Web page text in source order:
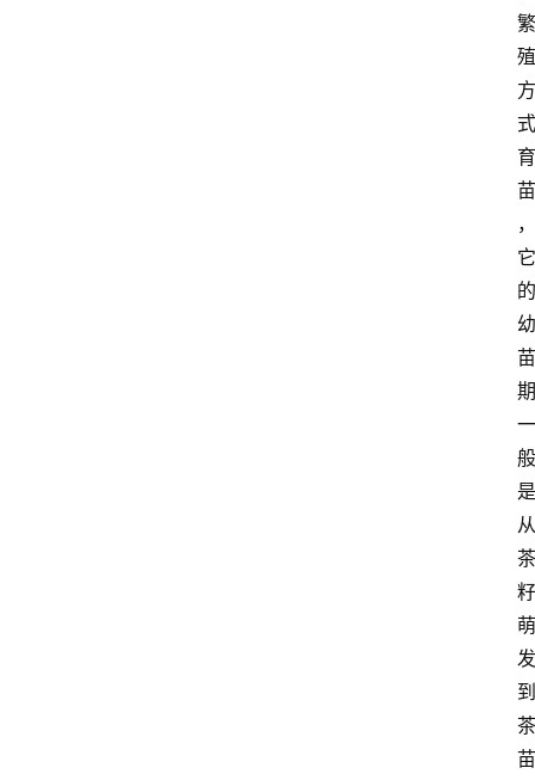
繁
殖
方
式
育
苗
，
它
的
幼
苗
期
一
般
是
从
茶
籽
萌
发
到
茶
苗